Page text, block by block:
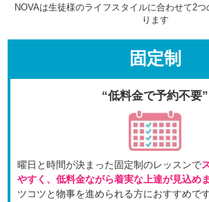
NOVAは生徒様のライフスタイルに合わせて2
ります
固定制
“低料金で予約不要”
曜日と時間が決まった固定制のレッスンで
やすく、低料金ながら着実な上達が見込めま
ツコツと物事を進められる方におすすめです